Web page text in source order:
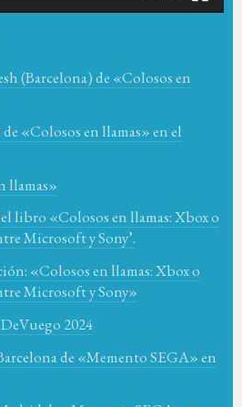
(Barcelona) de «Colosos en
«Colosos en llamas» en el
llamas»
libro «Colosos en llamas: Xbox o
Microsoft y Sony’.
«Colosos en llamas: Xbox o
Microsoft y Sony»
2024
de «Memento SEGA» en